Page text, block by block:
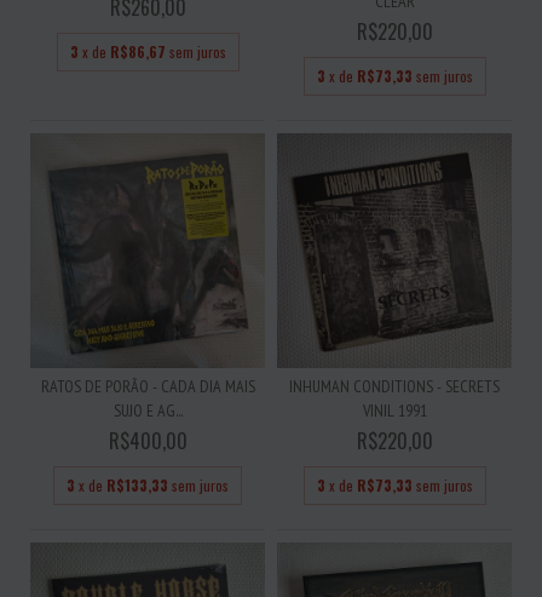
R$260,00
3 x de R$86,67 sem juros
R$220,00
3 x de R$73,33 sem juros
RATOS DE PORÃO - CADA DIA MAIS
SUJO E AG...
R$400,00
3 x de R$133,33 sem juros
INHUMAN CONDITIONS - SECRETS
VINIL 1991
R$220,00
3 x de R$73,33 sem juros